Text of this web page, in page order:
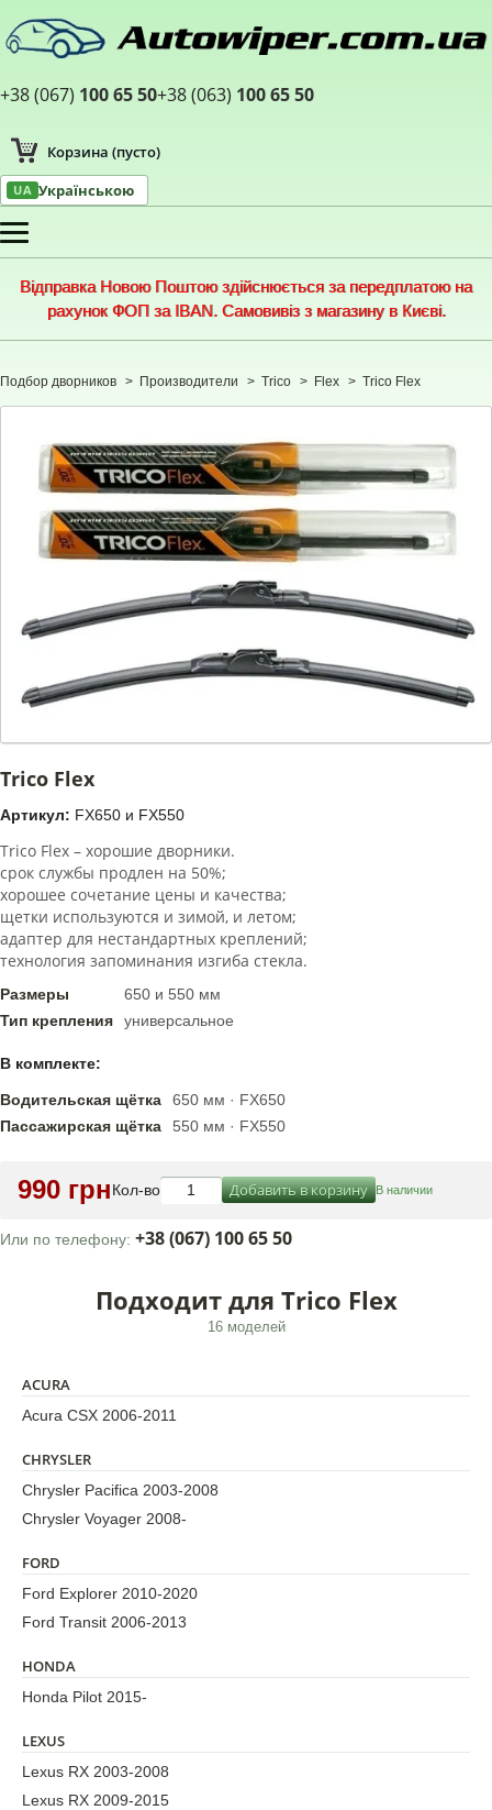
+38 (067) 100 65 50+38 (063) 100 65 50
Корзина (пусто)
UA Українською
Меню
Відправка Новою Поштою здійснюється за передплатою на
рахунок ФОП за IBAN. Самовивіз з магазину в Києві.
Подбор дворников > Производители > Trico > Flex > Trico Flex
Trico Flex
Артикул: FX650 и FX550
Trico Flex – хорошие дворники.
срок службы продлен на 50%;
хорошее сочетание цены и качества;
щетки используются и зимой, и летом;
адаптер для нестандартных креплений;
технология запоминания изгиба стекла.
Размеры
650 и 550 мм
Тип крепления
универсальное
В комплекте:
Водительская щётка
650 мм · FX650
Пассажирская щётка
550 мм · FX550
990 грнКол-во Добавить в корзину В наличии
Или по телефону: +38 (067) 100 65 50
Подходит для Trico Flex
16 моделей
ACURA
Acura CSX 2006-2011
CHRYSLER
Chrysler Pacifica 2003-2008
Chrysler Voyager 2008-
FORD
Ford Explorer 2010-2020
Ford Transit 2006-2013
HONDA
Honda Pilot 2015-
LEXUS
Lexus RX 2003-2008
Lexus RX 2009-2015